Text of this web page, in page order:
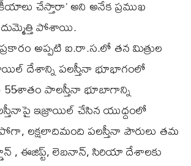
చేస్తారా’ అని అనేక ప్రముఖ
దుమ్మెత్తి పోశాయి.
అప్పటి ఐ.రా.స.లో తన మిత్రుల
దేశాన్ని పలస్తీనా భూభాగంలో
55శాతం పాలస్తీనా భూబాగాన్ని
ఇజ్రాయిల్‌ చేసిన యుధ్దంలో
లక్షలాదిమంది పలస్తీనా పౌరులు తమ
, ఈజిప్ట్‌, లెబనాన్‌, సిరియా దేశాలకు